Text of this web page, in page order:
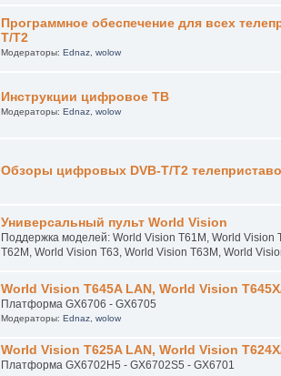
Запись потока провайдеров, вещание в стандарте
Модераторы:Ednaz ,wolow
Программное обеспечение для всех
Универсальный пульт World Vision
T62M, World Vision T63, World Vision T63M, World
World Vision T645A LAN, World Vision
Модераторы:Ednaz ,wolow